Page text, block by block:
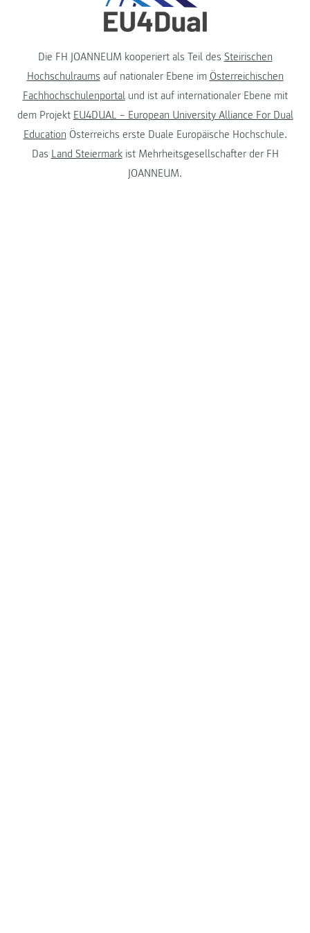
Die FH JOANNEUM kooperiert als Teil des Steirischen
Hochschulraums auf nationaler Ebene im Österreichischen
Fachhochschulenportalund ist auf internationaler Ebene mit
dem Projekt EU4DUAL – European University Alliance For Dual
Education Österreichs erste Duale Europäische Hochschule.
Das Land Steiermarkist Mehrheitsgesellschafter der FH
JOANNEUM.